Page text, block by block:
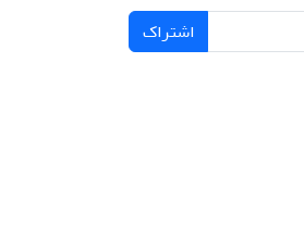
اشتراک